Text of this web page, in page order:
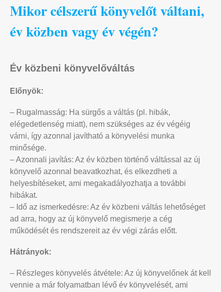
Mikor célszerű könyvelőt váltani,
év közben vagy év végén?
Év közbeni könyvelőváltás
Előnyök:
– Rugalmasság: Ha sürgős a váltás (pl. hibák,
elégedetlenség miatt), nem szükséges az év végéig
várni, így azonnal javítható a könyvelési munka
minősége.
– Azonnali javítás: Az év közben történő váltással az új
könyvelő azonnal beavatkozhat, és elkezdheti a
helyesbítéseket, ami megakadályozhatja a további
hibákat.
– Idő az ismerkedésre: Az év közbeni váltás lehetőséget
ad arra, hogy az új könyvelő megismerje a cég
működését és rendszereit az év végi zárás előtt.
Hátrányok:
– Részleges könyvelés átvétele: Az új könyvelőnek át kell
vennie a már folyamatban lévő év könyvelését, ami